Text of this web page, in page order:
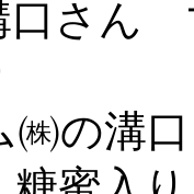
㈱の溝